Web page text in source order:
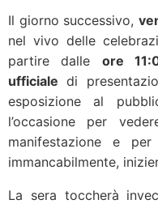
Il giorno successivo,
nel vivo delle
partire dalle ore
ufficiale di
esposizione al
l’occasione per
manifestazione e
immancabilmente,
La sera toccherà